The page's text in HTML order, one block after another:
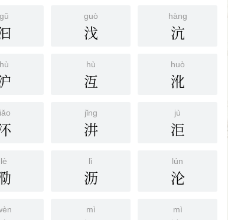
gǔ guò
㳀
hàng
沆
hù hù
沍
huò
沎
jǐng
汫
jù
洰
lè lì
沥
lún
沦
mì mì